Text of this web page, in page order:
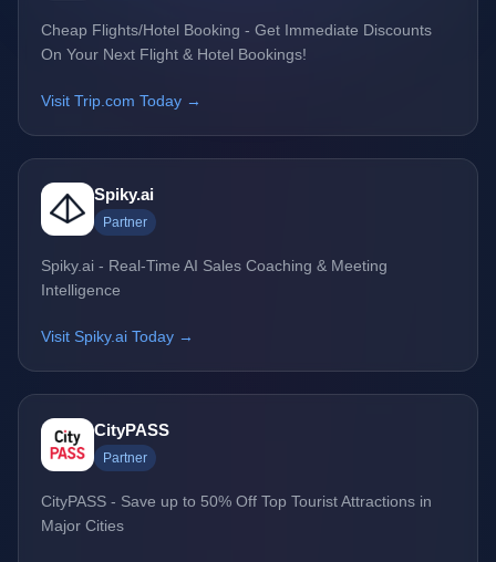
Cheap Flights/Hotel Booking - Get Immediate Discounts
On Your Next Flight & Hotel Bookings!
Visit Trip.com Today →
Spiky.ai
Partner
Spiky.ai - Real-Time AI Sales Coaching & Meeting
Intelligence
Visit Spiky.ai Today →
CityPASS
Partner
CityPASS - Save up to 50% Off Top Tourist Attractions in
Major Cities